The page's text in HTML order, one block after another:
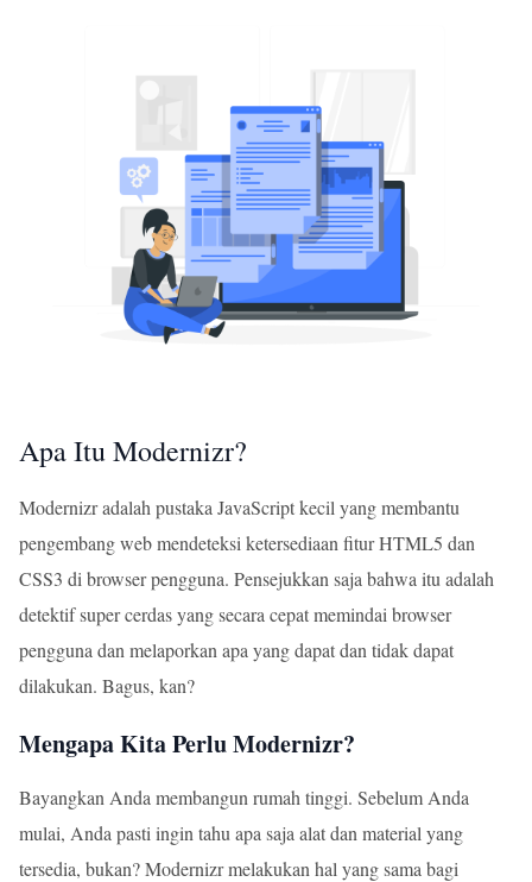
Apa Itu Modernizr?
Modernizr adalah pustaka JavaScript kecil yang membantu
pengembang web mendeteksi ketersediaan fitur HTML5 dan
CSS3 di browser pengguna. Pensejukkan saja bahwa itu adalah
detektif super cerdas yang secara cepat memindai browser
pengguna dan melaporkan apa yang dapat dan tidak dapat
dilakukan. Bagus, kan?
Mengapa Kita Perlu Modernizr?
Bayangkan Anda membangun rumah tinggi. Sebelum Anda
mulai, Anda pasti ingin tahu apa saja alat dan material yang
tersedia, bukan? Modernizr melakukan hal yang sama bagi